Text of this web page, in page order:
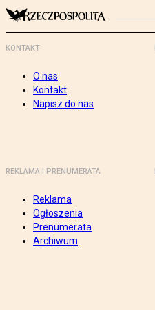
KONTAKT
O nas
Kontakt
Napisz do nas
REKLAMA I PRENUMERATA
Reklama
Ogłoszenia
Prenumerata
Archiwum